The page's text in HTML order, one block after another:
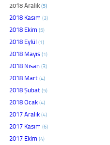
2018 Aralık (5)
2018 Kasım (3)
2018 Ekim (5)
2018 Eylül (1)
2018 Mayıs (1)
2018 Nisan (3)
2018 Mart (4)
2018 Şubat (5)
2018 Ocak (4)
2017 Aralık (4)
2017 Kasım (6)
2017 Ekim (4)